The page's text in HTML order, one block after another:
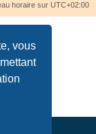
vous
horaire sur UTC+02:00
Limited